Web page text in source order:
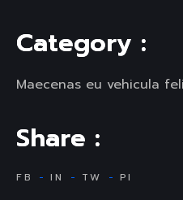
Category :
Maecenas eu vehicula
Share :
FB IN TW PI